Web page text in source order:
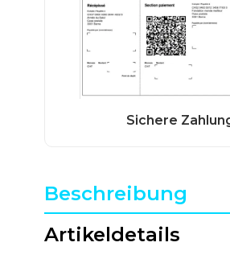
Beschreibung
Artikeldetails